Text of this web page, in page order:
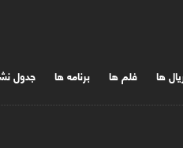
ها فلم ها برنامه ها جدول